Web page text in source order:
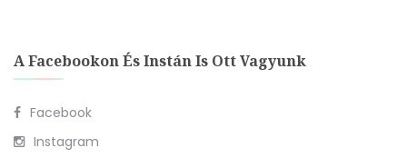
A Facebookon És Instán Is Ott Vagyunk
Facebook
Instagram